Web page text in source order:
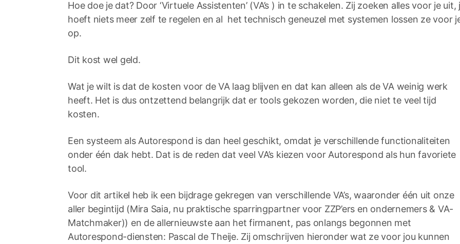
Hoe doe je dat? Door ‘Virtuele Assistenten’ (VA’s ) in te schakelen. Zij zoeken alles voor je uit,
hoeft niets meer zelf te regelen en al het technisch geneuzel met systemen lossen ze voor
op.
Dit kost wel geld.
Wat je wilt is dat de kosten voor de VA laag blijven en dat kan alleen als de VA weinig werk
heeft. Het is dus ontzettend belangrijk dat er tools gekozen worden, die niet te veel tijd
kosten.
Een systeem als Autorespond is dan heel geschikt, omdat je verschillende functionaliteiten
onder één dak hebt. Dat is de reden dat veel VA’s kiezen voor Autorespond als hun favoriete
tool.
Voor dit artikel heb ik een bijdrage gekregen van verschillende VA’s, waaronder één uit onze
aller begintijd (Mira Saia, nu praktische sparringpartner voor ZZP’ers en ondernemers & VA-
Matchmaker)) en de allernieuwste aan het firmanent, pas onlangs begonnen met
Autorespond-diensten: Pascal de Theije. Zij omschrijven hieronder wat ze voor jou kunnen